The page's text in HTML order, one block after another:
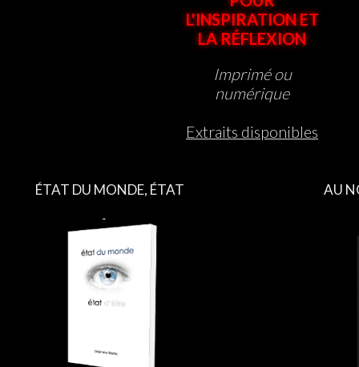
L'INSPIRATION ET
LA RÉFLEXION
Imprimé ou
numérique
Extraits disponibles
ÉTAT DU MONDE, ÉTAT
D’ÊTRE
AU